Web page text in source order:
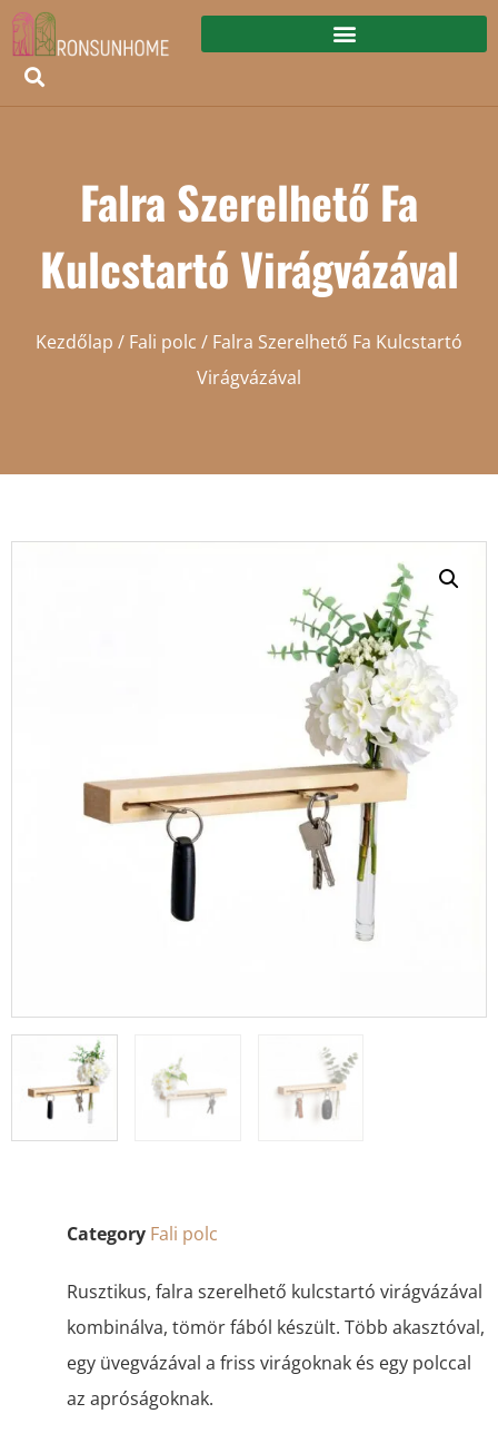
Falra Szerelhető Fa
Kulcstartó Virágvázával
Kezdőlap / Fali polc / Falra Szerelhető Fa Kulcstartó
Virágvázával
Category Fali polc
Rusztikus, falra szerelhető kulcstartó virágvázával
kombinálva, tömör fából készült. Több akasztóval,
egy üvegvázával a friss virágoknak és egy polccal
az apróságoknak.